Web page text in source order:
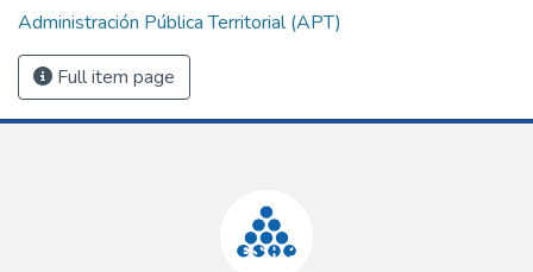
Administración Pública Territorial (APT)
Full item page